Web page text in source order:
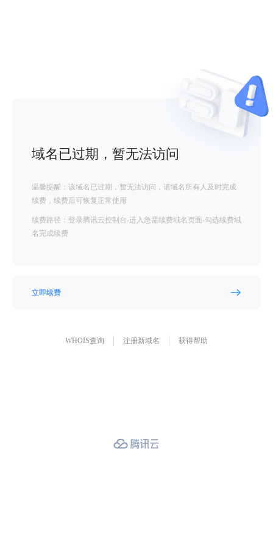
域名已过期，暂无法访问
温馨提醒：该域名已过期，暂无法访问，请域名所有人及时完成
续费，续费后可恢复正常使用
续费路径：登录腾讯云控制台-进入急需续费域名页面-勾选续费域
名完成续费
立即续费
WHOIS查询 注册新域名 获得帮助